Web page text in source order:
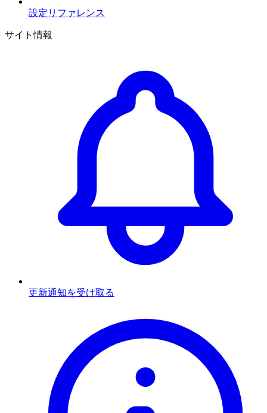
設定リファレンス
サイト情報
更新通知を受け取る